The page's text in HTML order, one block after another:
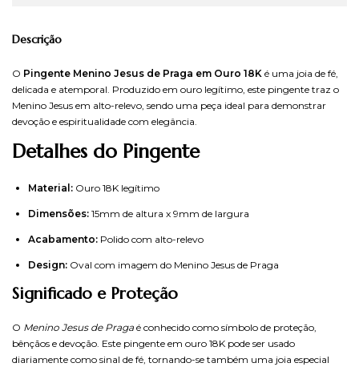
Descrição
O Pingente Menino Jesus de Praga em Ouro 18K é uma joia de fé,
delicada e atemporal. Produzido em ouro legítimo, este pingente traz o
Menino Jesus em alto-relevo, sendo uma peça ideal para demonstrar
devoção e espiritualidade com elegância.
Detalhes do Pingente
Material: Ouro 18K legítimo
Dimensões: 15mm de altura x 9mm de largura
Acabamento: Polido com alto-relevo
Design: Oval com imagem do Menino Jesus de Praga
Significado e Proteção
O Menino Jesus de Praga é conhecido como símbolo de proteção,
bênçãos e devoção. Este pingente em ouro 18K pode ser usado
diariamente como sinal de fé, tornando-se também uma joia especial